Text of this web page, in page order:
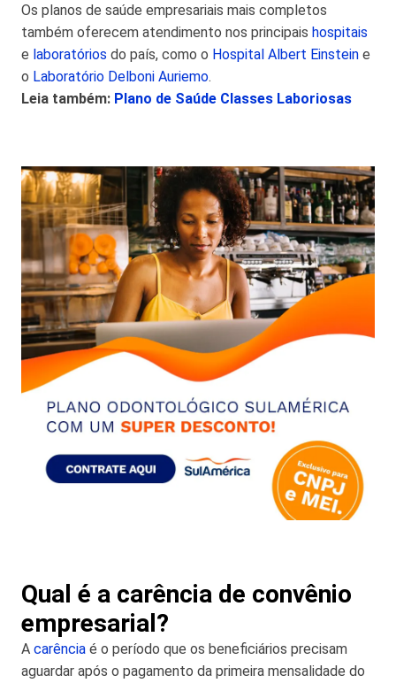
Os planos de saúde empresariais mais completos
também oferecem atendimento nos principais hospitais
e laboratórios do país, como o Hospital Albert Einstein e
o Laboratório Delboni Auriemo.
Leia também: Plano de Saúde Classes Laboriosas
Qual é a carência de convênio
empresarial?
A carência é o período que os beneficiários precisam
aguardar após o pagamento da primeira mensalidade do